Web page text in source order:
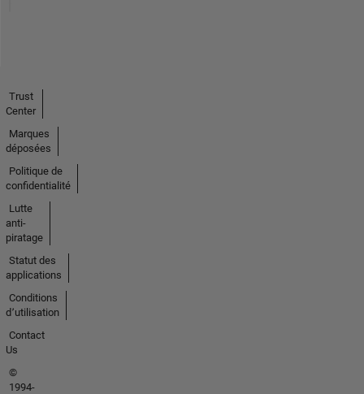
Trust
Center
Marques
déposées
Politique de
confidentialité
Lutte
anti-
piratage
Statut des
applications
Conditions
d՚utilisation
Contact
Us
©
1994-